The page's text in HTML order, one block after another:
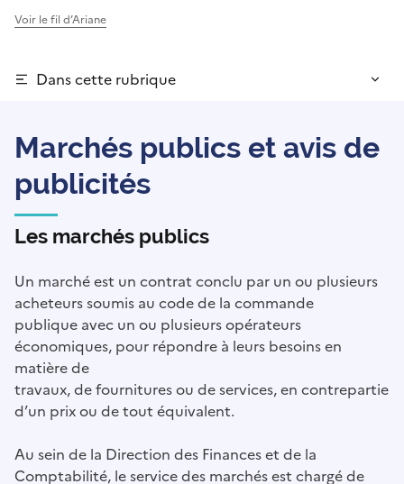
Voir le fil d’Ariane
Dans cette rubrique
Marchés publics et avis de
publicités
Les marchés publics
Un marché est un contrat conclu par un ou plusieurs
acheteurs soumis au code de la commande
publique avec un ou plusieurs opérateurs
économiques, pour répondre à leurs besoins en
matière de
travaux, de fournitures ou de services, en contrepartie
d’un prix ou de tout équivalent.
Au sein de la Direction des Finances et de la
Comptabilité, le service des marchés est chargé de